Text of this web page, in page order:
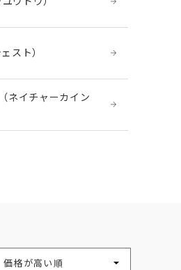
スト）
ネイチャーカイン
並び替え
価格が高い順